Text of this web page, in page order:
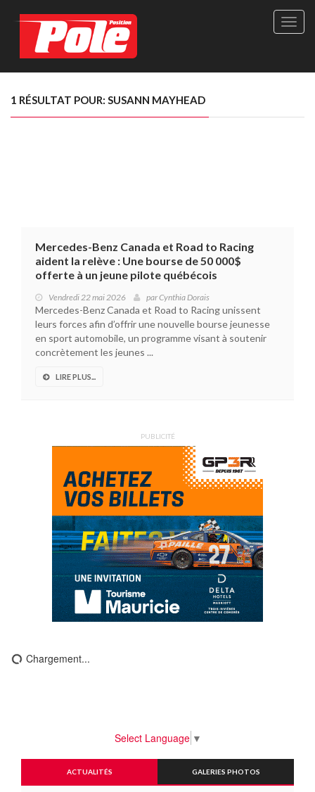
Site
Le
1 RÉSULTAT POUR: SUSANN MAYHEAD
Mercedes-Benz Canada et Road to Racing
aident la relève : Une bourse de 50 000$
offerte à un jeune pilote québécois
Vendredi 22 mai 2026 parCynthia Dorais
Mercedes-Benz Canada et Road to Racing unissent
leurs forces afin d’offrir une nouvelle bourse jeunesse
en sport automobile, un programme visant à soutenir
concrètement les jeunes ...
LIRE PLUS...
PUBLICITÉ
Chargement...
Select Language ▼
ACTUALITÉS GALERIES PHOTOS